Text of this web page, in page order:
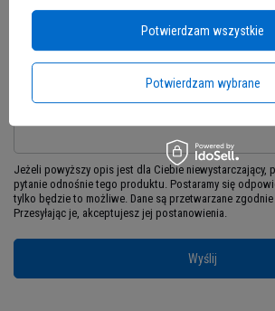
ODKRYJ NOWY
PROTEINOWEJ
Czy zastanawiałeś się kiedyś,
wybierać między smakiem a
szukasz batonu proteinowego,
smakuje jak prawdziwa
kawałek tektury z
E-mail
Pytanie
Jeżeli powyższy opis jest dla Ciebie niewystarczający,
pytanie odnośnie tego produktu. Postaramy się
tylko będzie to możliwe. Dane są przetwarzane
Przesyłając je, akceptujesz jej postanowienia.
Wyślij
Potwierdzam wybrane
Potwierdzam wszystkie